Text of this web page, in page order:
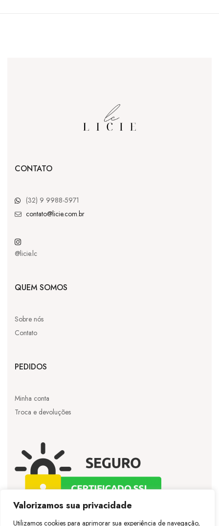
Valorizamos sua privacidade
Utilizamos cookies para aprimorar sua experiência de navegação,
CONTATO
(32) 9 9988-5971
contato@licie.com.br
@licie.lc
QUEM SOMOS
Sobre nós
Contato
PEDIDOS
Minha conta
Troca e devoluções